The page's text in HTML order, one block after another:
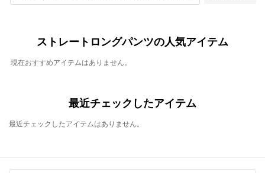
ストレートロングパンツの人気アイテム
現在おすすめアイテムはありません。
最近チェックしたアイテム
最近チェックしたアイテムはありません。